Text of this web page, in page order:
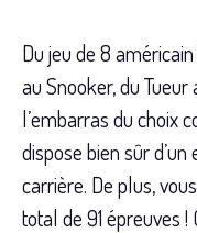
Du jeu de 8
au Snooker, du
l’embarras du choix
dispose bien sûr
carrière. De plus,
total de 91 épreuves !